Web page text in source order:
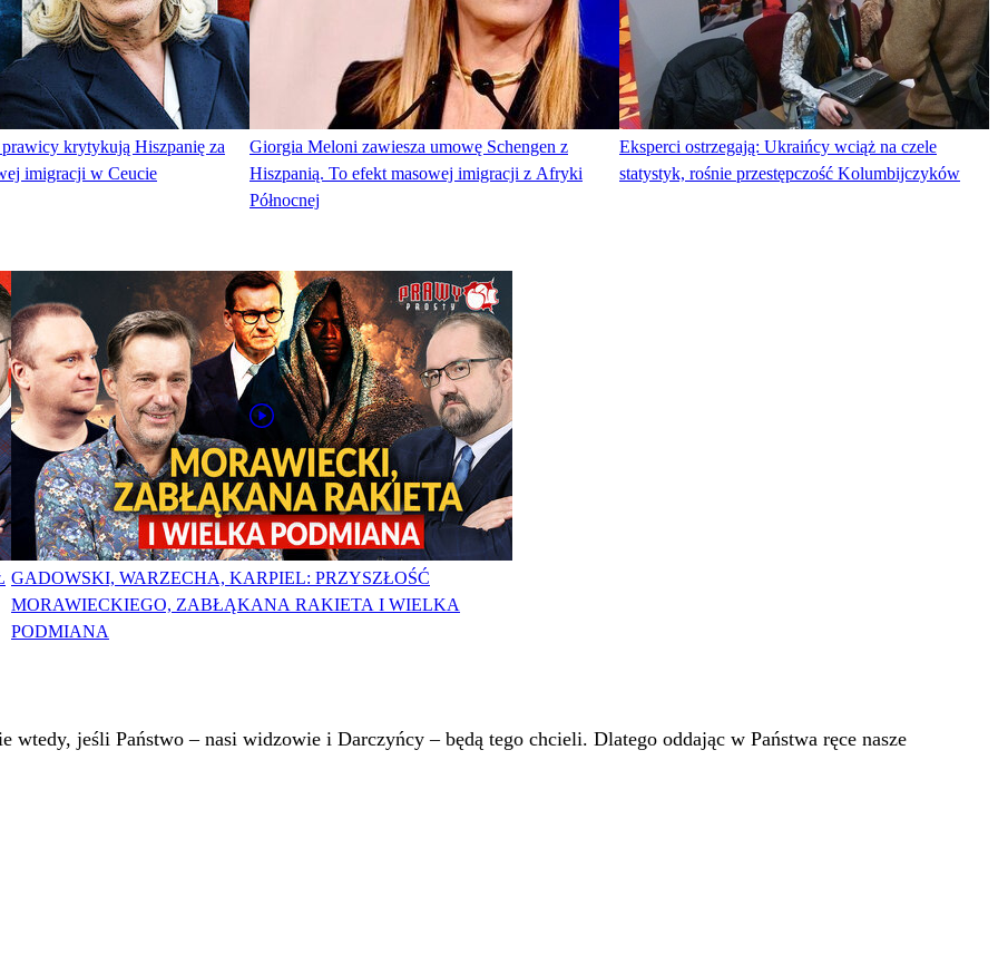
krytykują Hiszpanię za
imigracji w Ceucie
Giorgia Meloni zawiesza umowę Schengen z
Hiszpanią. To efekt masowej imigracji z Afryki
Północnej
Eksperci ostrzegają: Ukraińcy wciąż na czele
statystyk, rośnie przestępczość Kolumbijczyków
GADOWSKI, WARZECHA, KARPIEL: PRZYSZŁOŚĆ
MORAWIECKIEGO, ZABŁĄKANA RAKIETA I WIELKA
PODMIANA
wtedy, jeśli Państwo – nasi widzowie i Darczyńcy – będą tego chcieli. Dlatego oddając w Państwa ręce nasze